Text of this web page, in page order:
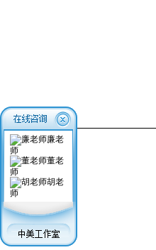
廉老
师
董老
师
胡老
师